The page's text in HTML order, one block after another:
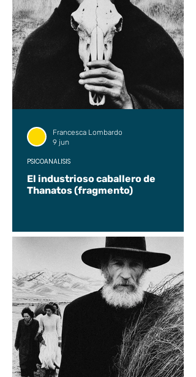
El industrioso caballero de
Thanatos (fragmento)
PSICOANÁLISIS
Francesca Lombardo
9 jun